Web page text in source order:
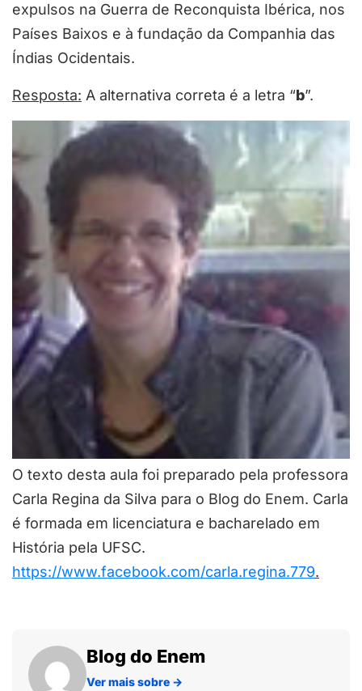
expulsos na Guerra de Reconquista Ibérica, nos
Países Baixos e à fundação da Companhia das
Índias Ocidentais.
Resposta: A alternativa correta é a letra “b”.
O texto desta aula foi preparado pela professora
Carla Regina da Silva para o Blog do Enem. Carla
é formada em licenciatura e bacharelado em
História pela UFSC.
https://www.facebook.com/carla.regina.779.
Blog do Enem
Ver mais sobre →